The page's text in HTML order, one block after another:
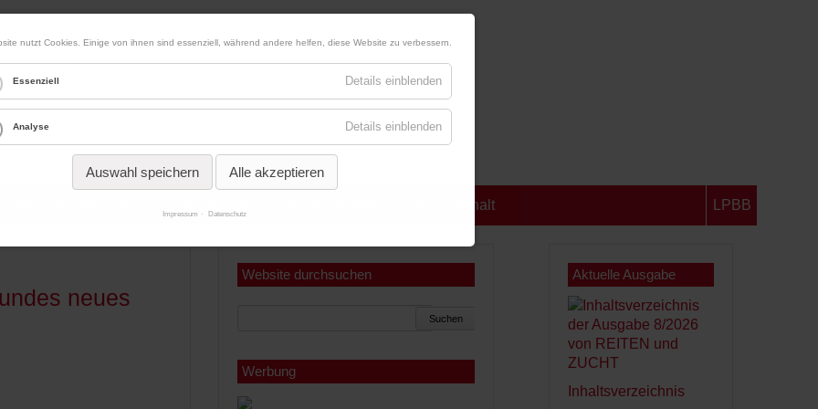
Werbung
Ausschreibungen Sachsen-Anhalt LPBB
neues
Website durchsuchen
Suchen
Werbung
Aktuelle Ausgabe
Inhaltsverzeichnis
nutzt Cookies. Einige von ihnen sind essenziell, während andere helfen, diese Website zu verbessern.
Essenziell Details einblenden
Analyse Details einblenden
Auswahl speichern Alle akzeptieren
Impressum Datenschutz